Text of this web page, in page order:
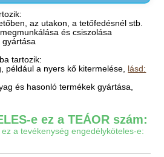
az utakon, a tetőfedésnél stb.
és csiszolása
gyártása
tartozik:
például a nyers kő kitermelése, lásd:
és hasonló termékek gyártása,
e ez a TEÁOR szám:
a tevékenység engedélyköteles-e: